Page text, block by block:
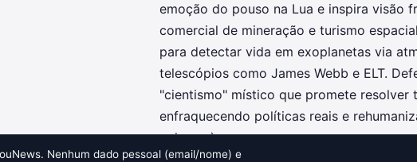
emoção do pouso na Lua e inspira visão
comercial de mineração e turismo
para detectar vida em exoplanetas via
telescópios como James Webb e ELT.
"cientismo" místico que promete
enfraquecendo políticas reais e
palavras)
Nenhum dado pessoal (email/nome) e